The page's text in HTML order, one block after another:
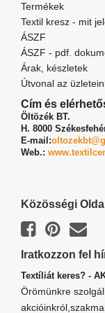
Termékek
Textil kresz - mit
ÁSZF
ÁSZF - pdf.
Árak, készletek
Útvonal az
Cím és
Öltözék BT.
H. 8000
E-mail:
Web.:
Közösségi
Iratkozzon fel
Textíliát keres? -
Örömünkre